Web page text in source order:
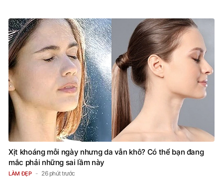
Xịt khoáng mỗi ngày nhưng da vẫn khô? Có thể bạn đang
mắc phải những sai lầm này
LÀM ĐẸP 26 phút trước